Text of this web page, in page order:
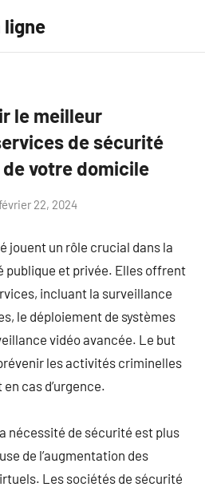
ligne
le meilleur
de sécurité
votre domicile
22, 2024
jouent un rôle crucial dans la
publique et privée. Elles offrent
incluant la surveillance
le déploiement de systèmes
vidéo avancée. Le but
les activités criminelles
cas d’urgence.
nécessité de sécurité est plus
de l’augmentation des
Les sociétés de sécurité